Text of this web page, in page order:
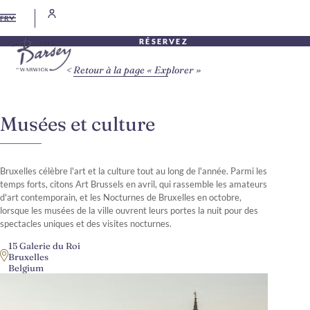
FR
RÉSERVEZ
Musées et culture
Bruxelles célèbre l'art et la culture tout au long de l'année. Parmi les
temps forts, citons Art Brussels en avril, qui rassemble les amateurs
d'art contemporain, et les Nocturnes de Bruxelles en octobre,
lorsque les musées de la ville ouvrent leurs portes la nuit pour des
spectacles uniques et des visites nocturnes.
15 Galerie du Roi
Bruxelles
Belgium
Retour à la page « Explorer »